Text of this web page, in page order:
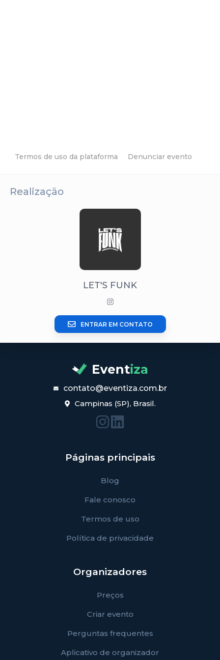
Termos de uso da plataforma Denunciar evento
Realização
LET'S FUNK
ENTRAR EM CONTATO
Eventiza
contato@eventiza.com.br
Campinas (SP), Brasil.
Páginas principais
Blog
Fale conosco
Termos de uso
Política de privacidade
Organizadores
Preços
Criar evento
Perguntas frequentes
Aplicativo de organizador